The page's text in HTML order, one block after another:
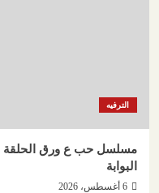
الترفيه
البوابة
6 أغسطس، 2026